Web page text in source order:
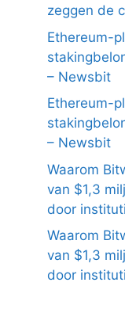
zeggen de
Ethereum-
– Newsbit
Ethereum-
– Newsbit
Waarom
van $1,3
door
Waarom
van $1,3
door